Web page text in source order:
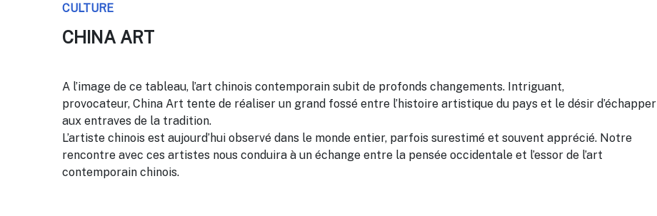
CULTURE
CHINA ART
A l’image de ce tableau, l’art chinois contemporain subit de profonds changements. Intriguant,
provocateur, China Art tente de réaliser un grand fossé entre l’histoire artistique du pays et le désir d’échapper
aux entraves de la tradition.
L’artiste chinois est aujourd’hui observé dans le monde entier, parfois surestimé et souvent apprécié. Notre
rencontre avec ces artistes nous conduira à un échange entre la pensée occidentale et l’essor de l’art
contemporain chinois.